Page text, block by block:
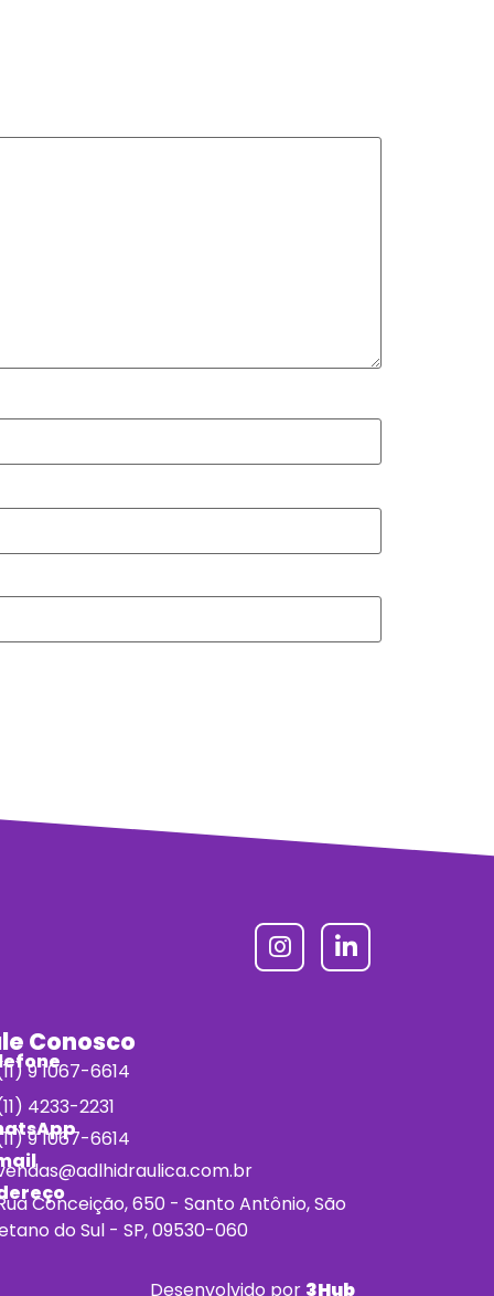
Conosco
9 1067-6614
4233-2231
9 1067-6614
Conceição, 650 - Santo Antônio, São
do Sul - SP, 09530-060
Desenvolvido por 3Hub